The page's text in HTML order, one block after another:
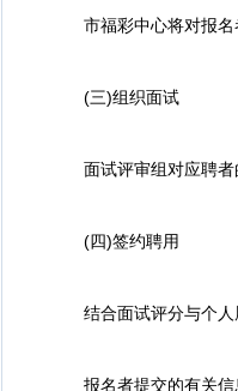
市福彩中心将对报名
(三)组织面试
面试评审组对应聘者
(四)签约聘用
结合面试评分与个人履
报名者提交的有关信息